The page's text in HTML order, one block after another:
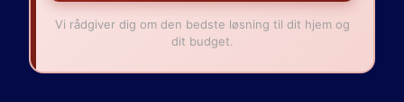
Vi rådgiver dig om den bedste løsning til dit hjem og
dit budget.